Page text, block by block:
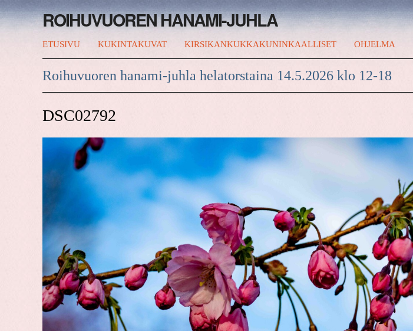
ROIHUVUOREN HANAMI-JUHLA
ETUSIVU KUKINTAKUVAT KIRSIKANKUKKAKUNINKAALLISET OHJELMA
Roihuvuoren hanami-juhla helatorstaina 14.5.2026 klo 12-18
DSC02792